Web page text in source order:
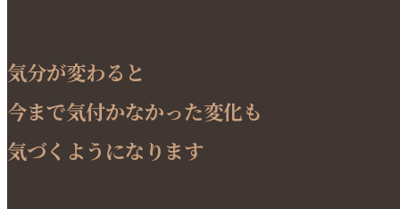
気分が変わると
今まで気付かなかった変化も
気づくようになります